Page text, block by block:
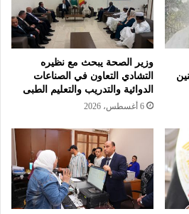
وزير الصحة يبحث مع نظيره
التشادي التعاون في الصناعات
الدوائية والتدريب والتعليم الطبى
6 أغسطس، 2026